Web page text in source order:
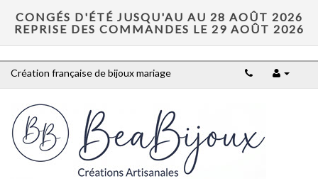
CONGÉS D'ÉTÉ JUSQU'AU AU 28 AOÛT 2026
REPRISE DES COMMANDES LE 29 AOÛT 2026
Création française de bijoux mariage